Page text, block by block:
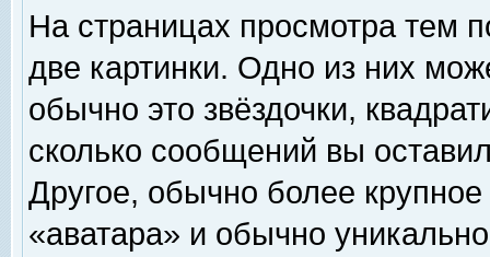
На страницах просмотра тем
две картинки. Одно из них
обычно это звёздочки,
сколько сообщений вы
Другое, обычно более
«аватара» и обычно